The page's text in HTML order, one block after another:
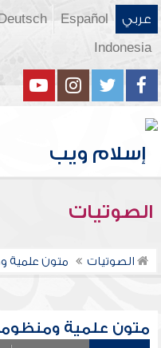
عربي Español
Indonesia
الصوتيات
الصوتيات متون علمية
متون علمية